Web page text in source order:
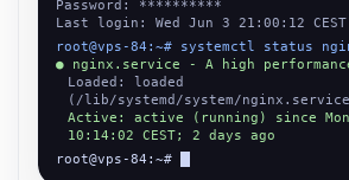
Password: **********
Last login: Wed Jun 3 21:00:12
root@vps-84:~# systemctl status
● nginx.service - A high
Loaded: loaded
(/lib/systemd/system/
Active: active (running) since Mon
10:14:02 CEST; 2 days ago
root@vps-84:~#